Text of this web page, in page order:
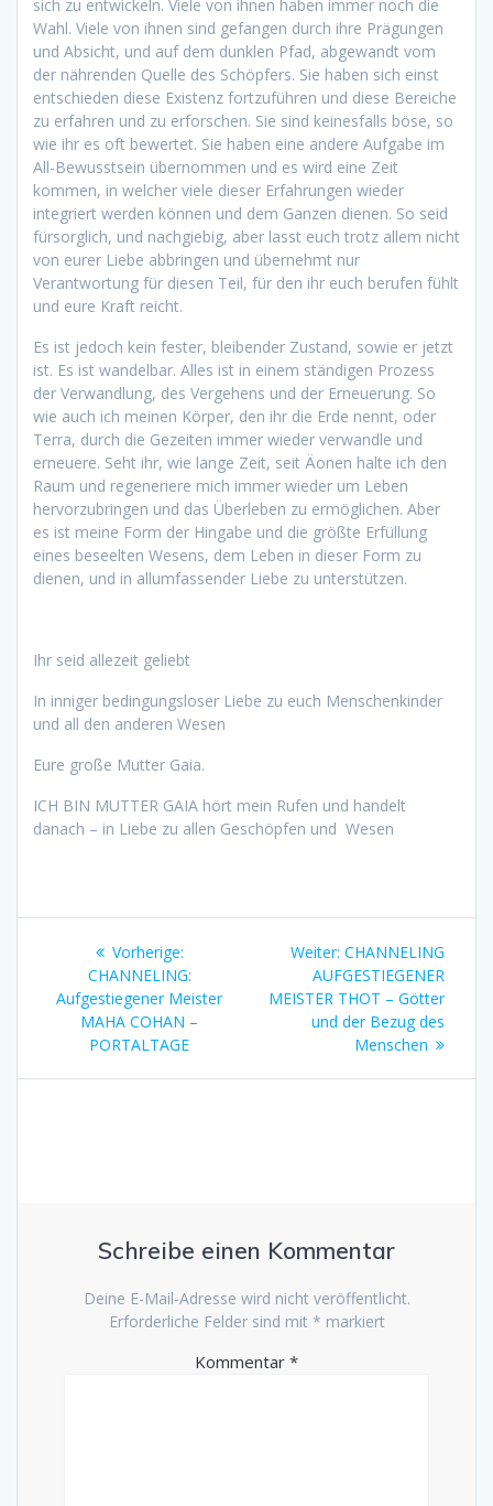
sich zu entwickeln. Viele von ihnen haben immer noch die
Wahl. Viele von ihnen sind gefangen durch ihre Prägungen
und Absicht, und auf dem dunklen Pfad, abgewandt vom
der nährenden Quelle des Schöpfers. Sie haben sich einst
entschieden diese Existenz fortzuführen und diese Bereiche
zu erfahren und zu erforschen. Sie sind keinesfalls böse, so
wie ihr es oft bewertet. Sie haben eine andere Aufgabe im
All-Bewusstsein übernommen und es wird eine Zeit
kommen, in welcher viele dieser Erfahrungen wieder
integriert werden können und dem Ganzen dienen. So seid
fürsorglich, und nachgiebig, aber lasst euch trotz allem nicht
von eurer Liebe abbringen und übernehmt nur
Verantwortung für diesen Teil, für den ihr euch berufen fühlt
und eure Kraft reicht.
Es ist jedoch kein fester, bleibender Zustand, sowie er jetzt
ist. Es ist wandelbar. Alles ist in einem ständigen Prozess
der Verwandlung, des Vergehens und der Erneuerung. So
wie auch ich meinen Körper, den ihr die Erde nennt, oder
Terra, durch die Gezeiten immer wieder verwandle und
erneuere. Seht ihr, wie lange Zeit, seit Äonen halte ich den
Raum und regeneriere mich immer wieder um Leben
hervorzubringen und das Überleben zu ermöglichen. Aber
es ist meine Form der Hingabe und die größte Erfüllung
eines beseelten Wesens, dem Leben in dieser Form zu
dienen, und in allumfassender Liebe zu unterstützen.
Ihr seid allezeit geliebt
In inniger bedingungsloser Liebe zu euch Menschenkinder
und all den anderen Wesen
Eure große Mutter Gaia.
ICH BIN MUTTER GAIA hört mein Rufen und handelt
danach – in Liebe zu allen Geschöpfen und Wesen
Beitragsnavigation
Vorherige:Vorheriger
Beitrag:
CHANNELING:
Aufgestiegener Meister
MAHA COHAN –
PORTALTAGE
Weiter: Nächster
Beitrag:
CHANNELING
AUFGESTIEGENER
MEISTER THOT – Götter
und der Bezug des
Menschen
Schreibe einen Kommentar
Deine E-Mail-Adresse wird nicht veröffentlicht.
Erforderliche Felder sind mit * markiert
Kommentar *